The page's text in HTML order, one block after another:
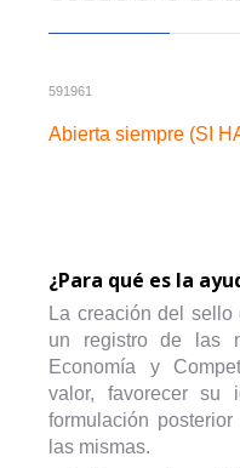
591961
Abierta siempre (SI
¿Para qué es la
La creación del
un registro de las
Economía y
valor, favorecer su
formulación
las mismas.